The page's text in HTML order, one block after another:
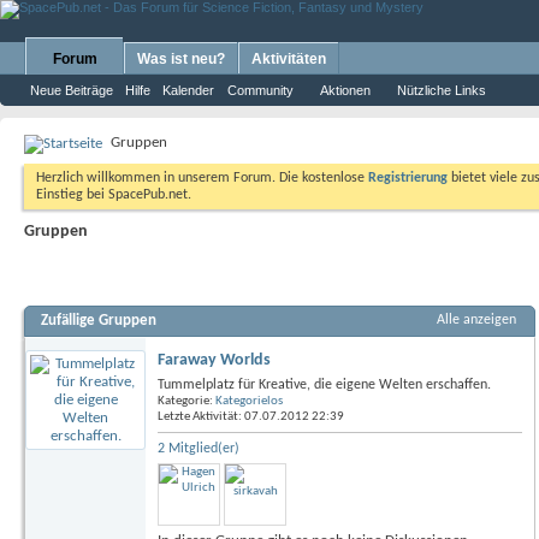
Forum
Neue Beiträge Hilfe Kalender Community Aktionen Nützliche Links
Was ist neu? Aktivitäten
Gruppen
Herzlich willkommen in unserem Forum. Die kostenlose Registrierung bietet viele
Einstieg bei SpacePub.net.
Gruppen
Alle anzeigen
Zufällige Gruppen
Faraway Worlds
Tummelplatz für Kreative, die eigene Welten erschaffen.
Kategorie: Kategorielos
Letzte Aktivität: 07.07.2012 22:39
2 Mitglied(er)